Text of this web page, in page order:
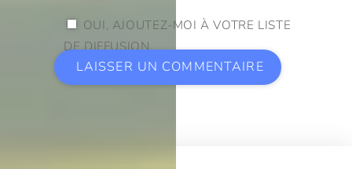
OUI, AJOUTEZ-MOI À VOTRE LISTE
DE DIFFUSION.